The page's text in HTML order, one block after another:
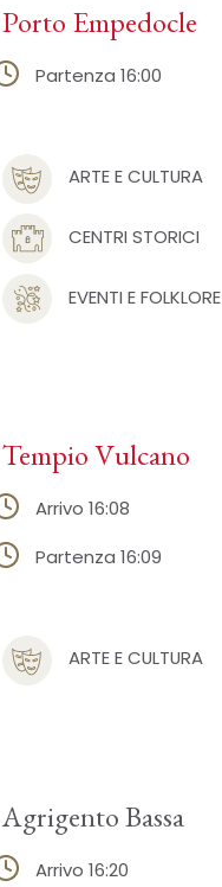
ARTE E CULTURA
CENTRI STORICI
EVENTI E FOLKLORE
Porto Empedocle
Partenza 16:00
ARTE E CULTURA
Tempio Vulcano
Arrivo 16:08
Partenza 16:09
Agrigento Bassa
Arrivo 16:20